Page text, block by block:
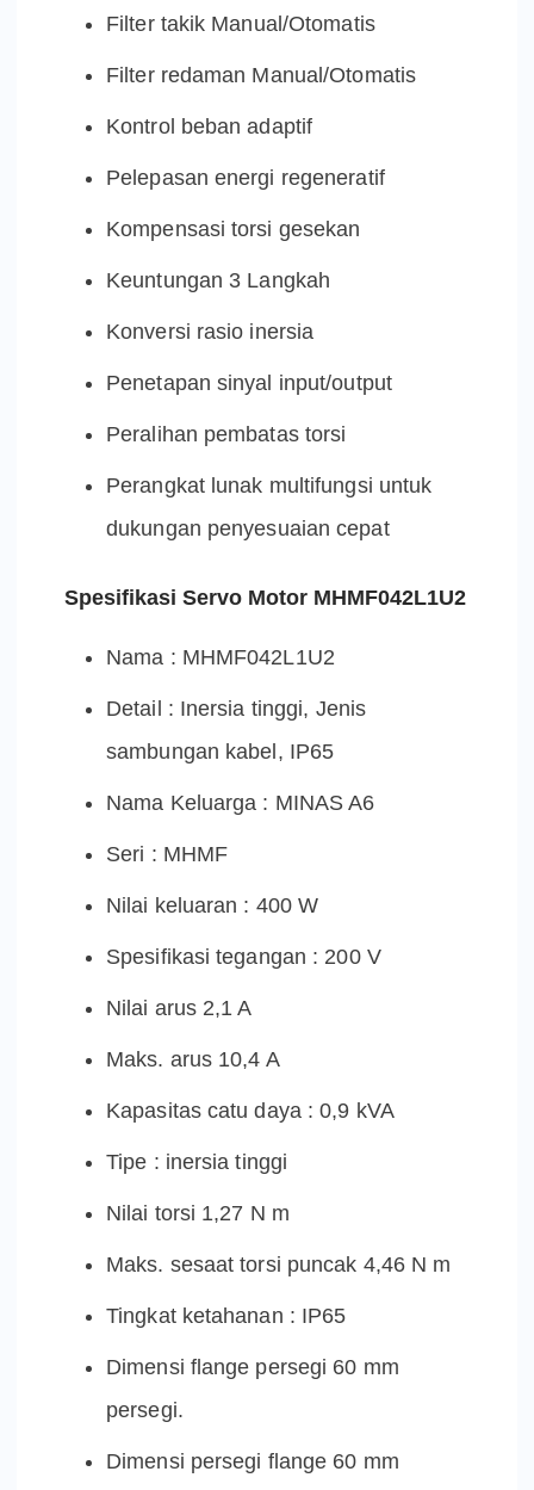
Filter takik Manual/Otomatis
Filter redaman Manual/Otomatis
Kontrol beban adaptif
Pelepasan energi regeneratif
Kompensasi torsi gesekan
Keuntungan 3 Langkah
Konversi rasio inersia
Penetapan sinyal input/output
Peralihan pembatas torsi
Perangkat lunak multifungsi untuk
dukungan penyesuaian cepat
Spesifikasi Servo Motor MHMF042L1U2
Nama : MHMF042L1U2
Detail : Inersia tinggi, Jenis
sambungan kabel, IP65
Nama Keluarga : MINAS A6
Seri : MHMF
Nilai keluaran : 400 W
Spesifikasi tegangan : 200 V
Nilai arus 2,1 A
Maks. arus 10,4 A
Kapasitas catu daya : 0,9 kVA
Tipe : inersia tinggi
Nilai torsi 1,27 N m
Maks. sesaat torsi puncak 4,46 N m
Tingkat ketahanan : IP65
Dimensi flange persegi 60 mm
persegi.
Dimensi persegi flange 60 mm